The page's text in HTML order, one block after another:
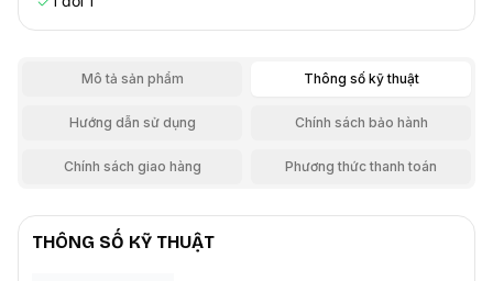
Mô tả sản phẩm Thông số kỹ thuật
Hướng dẫn sử dụng Chính sách bảo hành
Chính sách giao hàng Phương thức thanh toán
THÔNG SỐ KỸ THUẬT